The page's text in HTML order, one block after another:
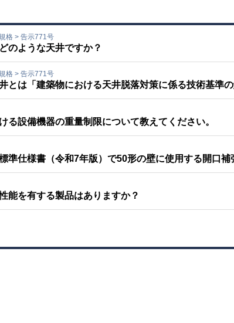
格 > 告示771号
のような天井ですか？
格 > 告示771号
とは「建築物における天井脱落対策に係る技術基準
る設備機器の重量制限について教えてください。
準仕様書（令和7年版）で50形の壁に使用する開口
能を有する製品はありますか？